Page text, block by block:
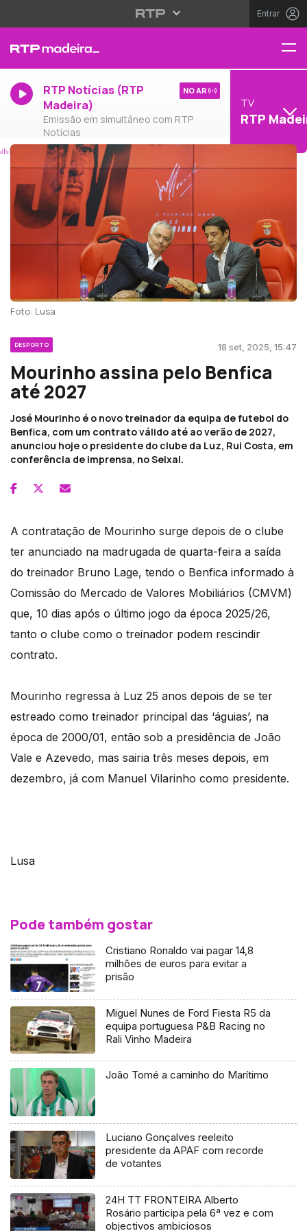
Entrar
RTP Notícias (RTP
Madeira)
Emissão em simultâneo com RTP
Notícias
NO AR
TV
RTP
Foto: Lusa
DESPORTO 18 set, 2025, 15:47
Mourinho assina pelo Benfica
até 2027
José Mourinho é o novo treinador da equipa de futebol do
Benfica, com um contrato válido até ao verão de 2027,
anunciou hoje o presidente do clube da Luz, Rui Costa, em
conferência de imprensa, no Seixal.
A contratação de Mourinho surge depois de o clube
ter anunciado na madrugada de quarta-feira a saída
do treinador Bruno Lage, tendo o Benfica informado à
Comissão do Mercado de Valores Mobiliários (CMVM)
que, 10 dias após o último jogo da época 2025/26,
tanto o clube como o treinador podem rescindir
contrato.
Mourinho regressa à Luz 25 anos depois de se ter
estreado como treinador principal das ‘águias’, na
época de 2000/01, então sob a presidência de João
Vale e Azevedo, mas sairia três meses depois, em
dezembro, já com Manuel Vilarinho como presidente.
Lusa
Pode também gostar
Cristiano Ronaldo vai pagar 14,8
milhões de euros para evitar a
prisão
Miguel Nunes de Ford Fiesta R5 da
equipa portuguesa P&B Racing no
Rali Vinho Madeira
João Tomé a caminho do Marítimo
Luciano Gonçalves reeleito
presidente da APAF com recorde
de votantes
24H TT FRONTEIRA Alberto
Rosário participa pela 6ª vez e com
objectivos ambiciosos